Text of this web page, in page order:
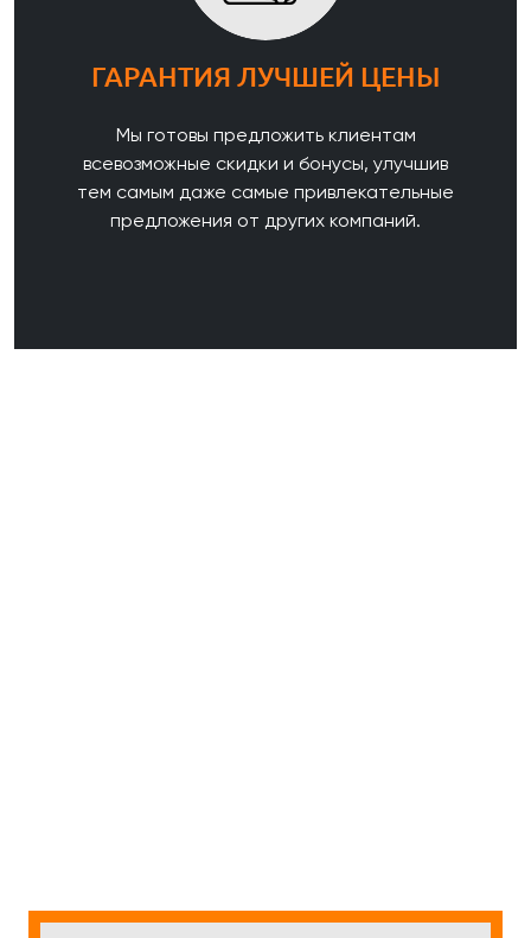
ГАРАНТИЯ ЛУЧШЕЙ ЦЕНЫ
Мы готовы предложить клиентам
всевозможные скидки и бонусы, улучшив
тем самым даже самые привлекательные
предложения от других компаний.